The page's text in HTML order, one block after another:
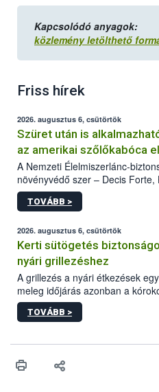
Kapcsolódó anyagok:
közlemény letölthető
Friss hírek
2026. augusztus 6, csütörtök
Szüret után is
az amerikai szőlőkabóca
A Nemzeti Élelmiszerlánc-
növényvédő szer – Decis
engedélyokiratát módosította,
egészen a vesszőérettség
érésű szőlőkben is legyen
védekezésre. Az Oroganic
felhasználók számára is
engedélyezett.
TOVÁBB >
2026. augusztus 6, csütörtök
Kerti sütögetés
nyári grillezéshez
A grillezés a nyári étkezések
meleg időjárás azonban a
gyorsabb szaporodásának is
ezért nem csupán a megfelelő
higiéniai szabályok betartása,
biztonsági Hivatal (Nébih)
TOVÁBB >